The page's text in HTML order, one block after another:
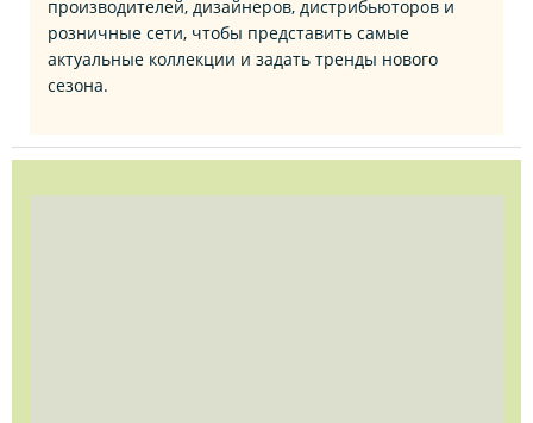
производителей, дизайнеров, дистрибьюторов и
розничные сети, чтобы представить самые
актуальные коллекции и задать тренды нового
сезона.